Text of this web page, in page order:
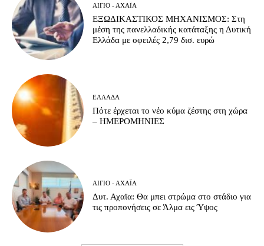
ΑΊΓΙΟ - ΑΧΑΪ́Α
ΕΞΩΔΙΚΑΣΤΙΚΟΣ ΜΗΧΑΝΙΣΜΟΣ: Στη
μέση της πανελλαδικής κατάταξης η Δυτική
Ελλάδα με οφειλές 2,79 δισ. ευρώ
ΕΛΛΆΔΑ
Πότε έρχεται το νέο κύμα ζέστης στη χώρα
– ΗΜΕΡΟΜΗΝΙΕΣ
ΑΊΓΙΟ - ΑΧΑΪ́Α
Δυτ. Αχαϊα: Θα μπει στρώμα στο στάδιο για
τις προπονήσεις σε Άλμα εις Ύψος